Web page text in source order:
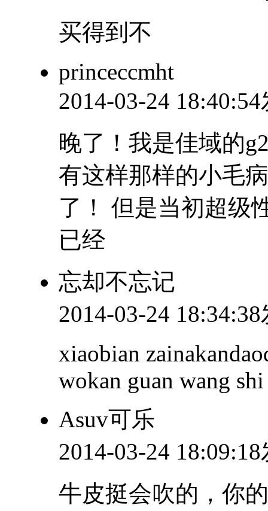
买得到不
princeccmht
2014-03-24
晚了！我是佳域的
有这样那样的小毛
了！ 但是当初超级
已经
忘却不忘记
2014-03-24
xiaobian
wokan guan wang
Asuv可乐
2014-03-24
牛皮挺会吹的，你